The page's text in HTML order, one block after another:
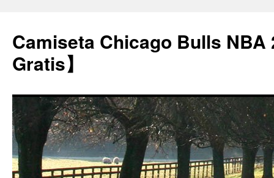
Camiseta Chicago Bulls NBA
Gratis】